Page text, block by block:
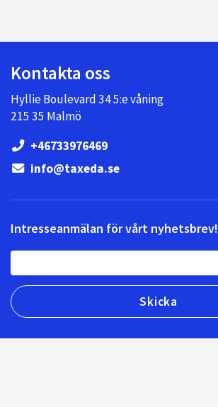
Kontakta oss
Hyllie Boulevard 34 5:e våning
215 35 Malmö
+46733976469
info@taxeda.se
Intresseanmälan för vårt nyhetsbrev!